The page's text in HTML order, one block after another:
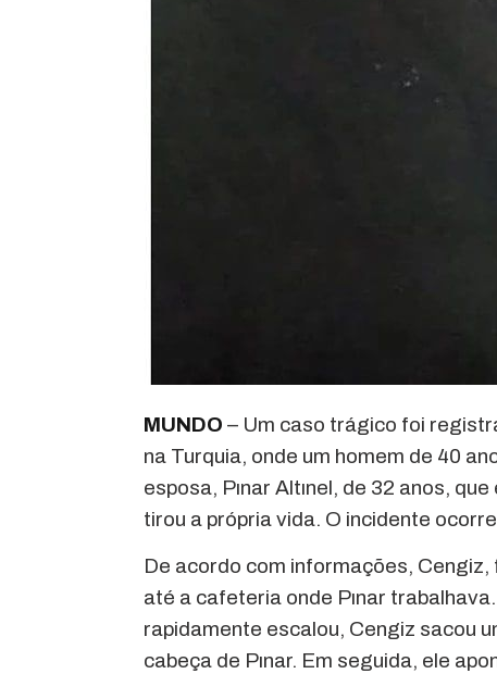
MUNDO – Um caso trágico foi
na Turquia, onde um homem de 40
esposa, Pınar Altınel, de 32 anos,
tirou a própria vida. O incidente
De acordo com informações,
até a cafeteria onde Pınar
rapidamente escalou, Cengiz sacou
cabeça de Pınar. Em seguida, ele